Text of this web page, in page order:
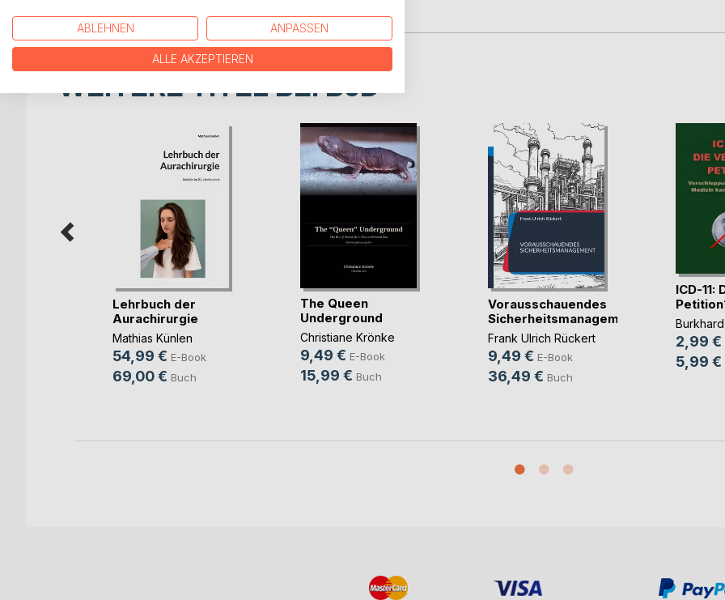
WEITERE TITEL BEIBoD
Lehrbuch der
Aurachirurgie
Mathias Künlen
54,99 € E-Book
69,00 € Buch
The Queen
Underground
Christiane Krönke
9,49 € E-Book
15,99 € Buch
Vorausschauendes
Sicherheitsmanagement
Frank Ulrich Rückert
9,49 € E-Book
36,49 € Buch
ICD-11:
2,99 €
5,99 €
ABLEHNEN ANPASSEN
ALLE AKZEPTIEREN